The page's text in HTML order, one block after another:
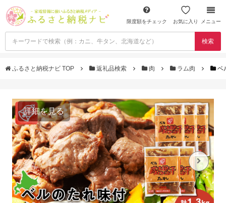
限度額をチェック お気に入り メニュー
検索
ふるさと納税ナビ TOP 返礼品検索 肉 ラム肉 ベ
詳細を見る